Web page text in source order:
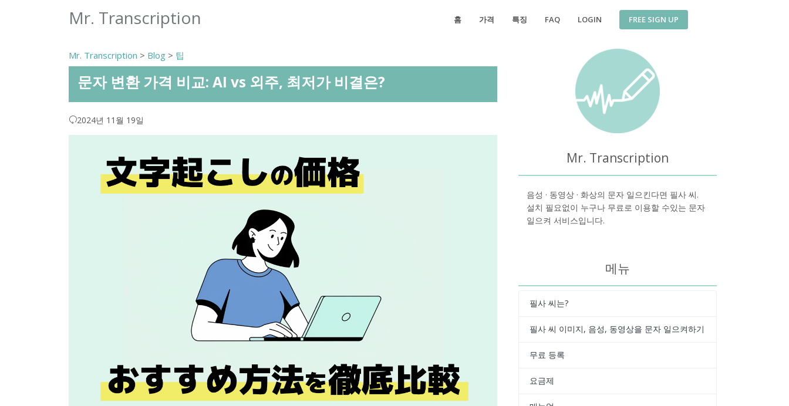
Mr. Transcription 홈 가격 특징 FAQ LOGIN FREE SIGN UP
Mr. Transcription > Blog > 팁
문자 변환 가격 비교: AI vs 외주, 최저가 비결은?
2024년 11월 19일
Mr. Transcription
음성 · 동영상 · 화상의 문자 일으킨다면 필사 씨.
설치 필요없이 누구나 무료로 이용할 수있는 문자
일으켜 서비스입니다.
메뉴
필사 씨는?
필사 씨 이미지, 음성, 동영상을 문자 일으켜하기
무료 등록
요금제